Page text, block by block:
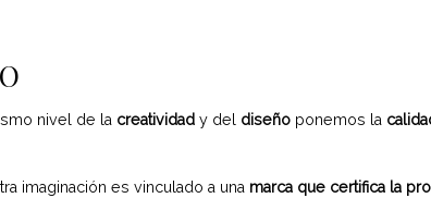
nivel de la creatividad y del diseño ponemos la
imaginación es vinculado a una marca que certifica la